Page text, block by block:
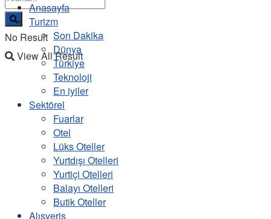
No Result
View All Result
Anasayfa
Turizm
Son Dakika
Dünya
Türkiye
Teknoloji
En iyiler
Sektörel
Fuarlar
Otel
Lüks Oteller
Yurtdışı Otelleri
Yurtiçi Otelleri
Balayı Otelleri
Butik Oteller
Alışveriş